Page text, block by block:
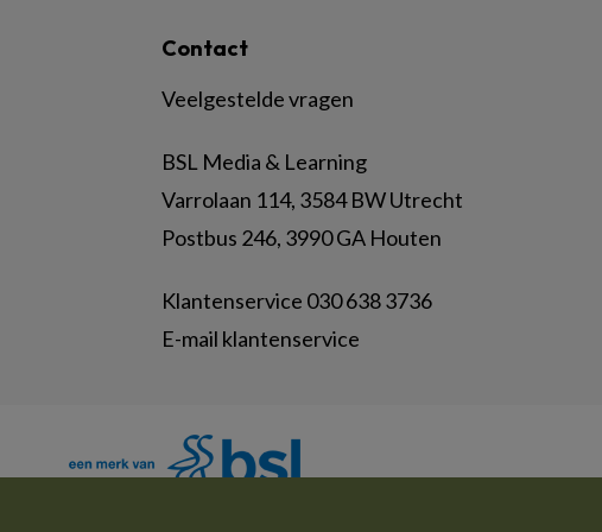
Contact
Veelgestelde vragen
BSL Media & Learning
Varrolaan 114, 3584 BW Utrecht
Postbus 246, 3990 GA Houten
Klantenservice 030 638 3736
E-mail klantenservice